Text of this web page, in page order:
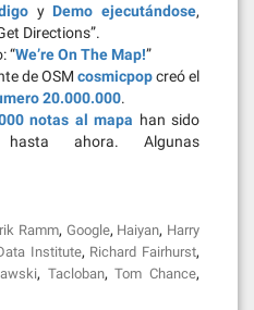
y Demo ejecutándose,
Directions”.
“We’re On The Map!”
de OSM cosmicpopcreó el
20.000.000.
notas al mapa han sido
hasta ahora. Algunas
Ramm, Google, Haiyan, Harry
Institute, Richard Fairhurst,
, Tacloban,Tom Chance,